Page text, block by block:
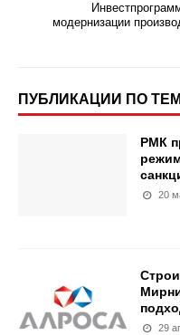
модернизации
ПУБЛИКАЦИИ ПО
РМК
20
29